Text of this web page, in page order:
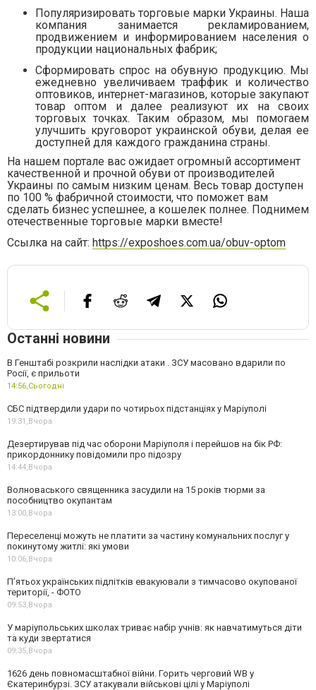
Популяризировать торговые марки Украины. Наша
компания занимается рекламированием,
продвижением и информированием населения о
продукции национальных фабрик;
Сформировать спрос на обувную продукцию. Мы
ежедневно увеличиваем траффик и количество
оптовиков, интернет-магазинов, которые закупают
товар оптом и далее реализуют их на своих
торговых точках. Таким образом, мы помогаем
улучшить круговорот украинской обуви, делая ее
доступней для каждого гражданина страны.
На нашем портале вас ожидает огромный ассортимент
качественной и прочной обуви от производителей
Украины по самым низким ценам. Весь товар доступен
по 100 % фабричной стоимости, что поможет вам
сделать бизнес успешнее, а кошелек полнее. Поднимем
отечественные торговые марки вместе!
Ссылка на сайт: https://exposhoes.com.ua/obuv-optom
Останні новини
В Генштабі розкрили наслідки атаки . ЗСУ масовано вдарили по
Росії, є прильоти
14:56,Сьогодні
СБС підтвердили удари по чотирьох підстанціях у Маріуполі
19:31,Вчора
Дезертирував під час оборони Маріуполя і перейшов на бік РФ:
прикордоннику повідомили про підозру
14:44,Вчора
Волноваського священника засудили на 15 років тюрми за
пособництво окупантам
13:00,Вчора
Переселенці можуть не платити за частину комунальних послуг у
покинутому житлі: які умови
10:06,Вчора
П’ятьох українських підлітків евакуювали з тимчасово окупованої
території, - ФОТО
09:53,Вчора
У маріупольських школах триває набір учнів: як навчатимуться діти
та куди звертатися
09:35,Вчора
1626 день повномасштабної війни. Горить черговий WB у
Єкатеринбурзі. ЗСУ атакували військові цілі у Маріуполі